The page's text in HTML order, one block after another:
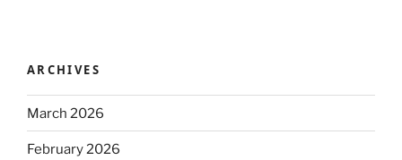
ARCHIVES
March 2026
February 2026